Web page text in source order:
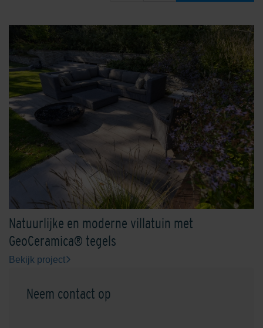
Natuurlijke en moderne villatuin met
GeoCeramica® tegels
Bekijk project
Neem contact op